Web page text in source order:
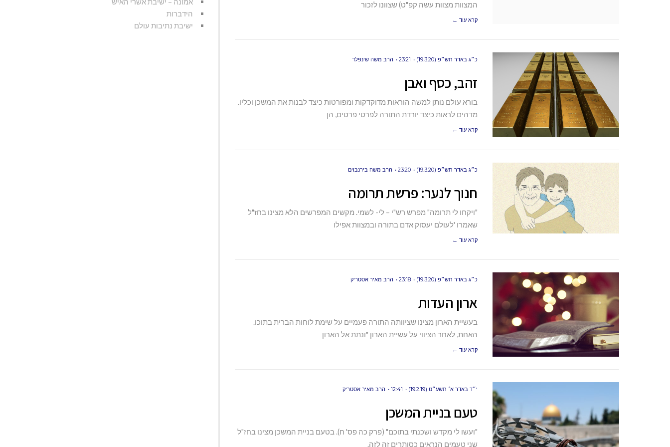
המצוות מצוות עשה קפ"ט) שצוונו לזכור
קרא עוד ←
כ״ג באדר תש״פ (19.3.20) 23:21 הרב משה שינפלד
זהב, כסף ואבן
בורא עולם נותן למשה הוראות מדוקדקות ומפורטות כיצד לבנות את המשכן וכליו.
מדהים לראות כיצד יורדת התורה לפרטי פרטים, הן
קרא עוד ←
כ״ג באדר תש״פ (19.3.20) 23:20 הרב משה בירנבוים
חנוך לנער: פרשת תרומה
"ויקחו לי תרומה" מפרש רש"י – לי- לשמי. מקשים המפרשים הלא מצינו בחז"ל
שאמרו 'לעולם יעסוק אדם בתורה ובמצוות אפילו
קרא עוד ←
כ״ג באדר תש״פ (19.3.20) 23:18 הרב מאיר אסטריק
ארון העדות
בעשיית הארון מצינו שציוותה התורה פעמיים על שימת לוחות הברית בתוכו.
האחת, לאחר הציווי על עשיית הארון "ונתת אל הארון
קרא עוד ←
י״ד באדר א׳ תשע״ט (19.2.19) 12:41 הרב מאיר אסטריק
טעם בניית המשכן
"ועשו לי מקדש ושכנתי בתוכם" (פרק כה פס' ח). בטעם בניית המשכן מצינו בחז"ל
שני טעמים הנראים כסותרים זה לזה.
הידברות
ישיבת נתיבות עולם